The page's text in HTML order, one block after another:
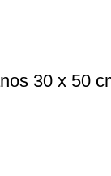
30 x 50